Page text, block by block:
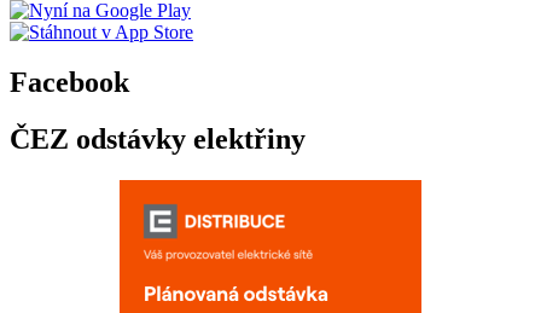
Facebook
ČEZ odstávky elektřiny